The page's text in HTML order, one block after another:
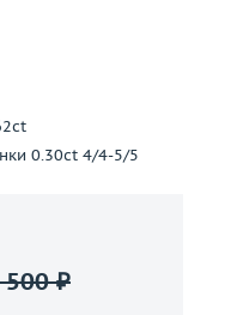
0.30ct 4/4-5/5
₽